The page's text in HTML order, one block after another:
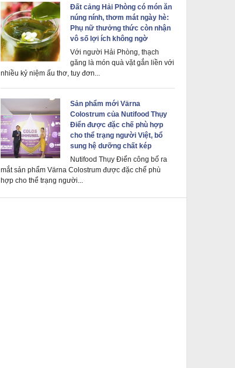
Đất cảng Hải Phòng có món ăn
núng nính, thơm mát ngày hè:
Phụ nữ thưởng thức còn nhận
vô số lợi ích không ngờ
Với người Hải Phòng, thạch
găng là món quà vặt gắn liền với
nhiều kỷ niệm ấu thơ, tuy đơn...
Sản phẩm mới Värna
Colostrum của Nutifood Thụy
Điển được đặc chế phù hợp
cho thể trạng người Việt, bổ
sung hệ dưỡng chất kép
Nutifood Thụy Điển công bố ra
mắt sản phẩm Värna Colostrum được đặc chế phù
hợp cho thể trạng người...